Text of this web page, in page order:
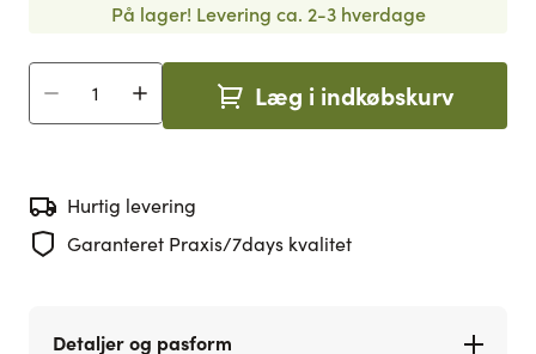
På lager! Levering ca. 2-3 hverdage
Antal Læg i indkøbskurv
Hurtig levering
Garanteret Praxis/7days kvalitet
Detaljer og pasform